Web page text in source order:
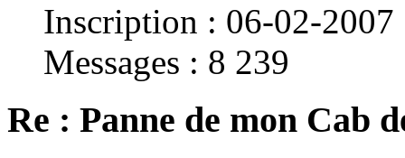
Inscription : 06-02-2007
Messages : 8 239
Re : Panne de mon Cab